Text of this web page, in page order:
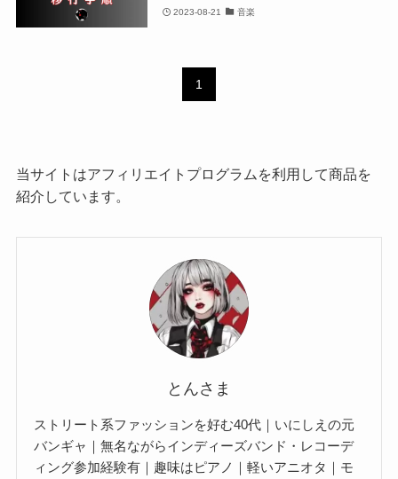
2023-08-21 音楽
1
当サイトはアフィリエイトプログラムを利用して商品を
紹介しています。
とんさま
ストリート系ファッションを好む40代｜いにしえの元
バンギャ｜無名ながらインディーズバンド・レコーデ
ィング参加経験有｜趣味はピアノ｜軽いアニオタ｜モ